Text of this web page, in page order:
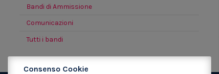
Bandi di Ammissione
Comunicazioni
Tutti i bandi
Consenso Cookie